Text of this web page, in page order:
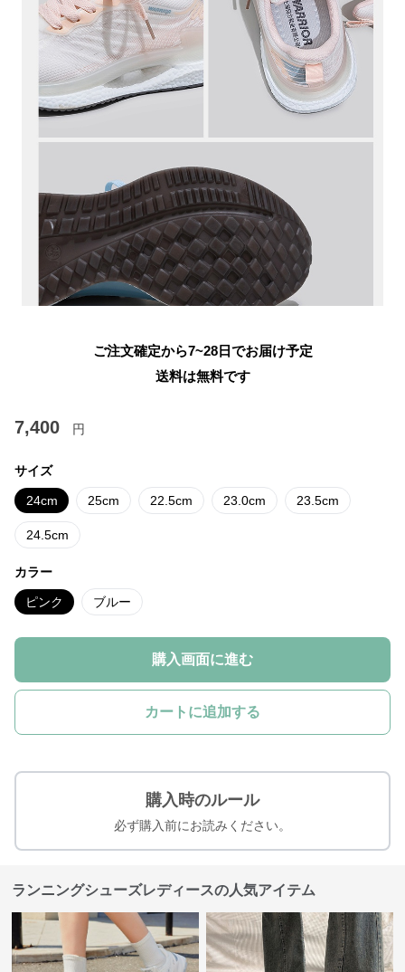
ご注文確定から7~28日でお届け予定
送料は無料です
7,400 円
サイズ
24cm 25cm 22.5cm 23.0cm 23.5cm
24.5cm
カラー
ピンク ブルー
購入画面に進む
カートに追加する
購入時のルール
必ず購入前にお読みください。
ランニングシューズレディースの人気アイテム